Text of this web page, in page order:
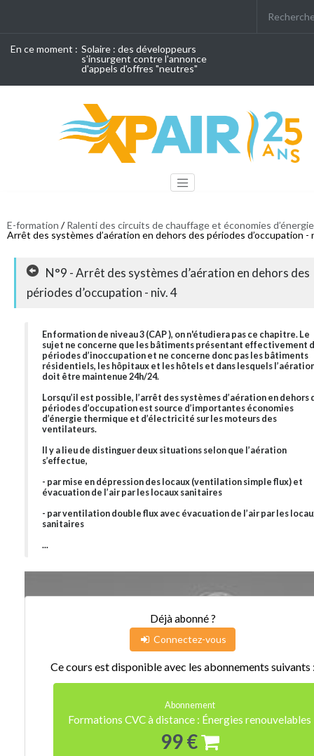
En ce moment : Solaire : des développeurs
s'insurgent contre l'annonce
d'appels d'offres "neutres"
E-formation /Ralenti des circuits de chauffage et économies d’énergie
Arrêt des systèmes d’aération en dehors des périodes d’occupation -
N°9 - Arrêt des systèmes d’aération en dehors des
périodes d’occupation - niv. 4
En formation de niveau 3 (CAP ), on n'étudiera pas ce chapitre. Le
sujet ne concerne que les bâtiments présentant effectivement
périodes d’inoccupation et ne concerne donc pas les bâtiments
résidentiels, les hôpitaux et les hôtels et dans lesquels
doit être maintenue 24h/24.
Lorsqu’il est possible, l’arrêt des systèmes d’aération en dehors
périodes d’occupation est source d’importantes économies
d’énergie thermique et d’électricité sur les moteurs des
ventilateurs.
Il y a lieu de distinguer deux situations selon que l’aération
s’effectue,
- par mise en dépression des locaux (ventilation simple flux) et
évacuation de l’air par les locaux sanitaires
- par ventilation double flux avec évacuation de l’air par les
sanitaires
...
Déjà abonné ?
Connectez-vous
Ce cours est disponible avec les abonnements suivants
Abonnement
Formations CVC à distance : Énergies renouvelables
99 €